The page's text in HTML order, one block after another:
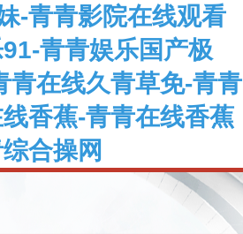
-青青影院在线观看
青青娱乐国产极
青在线久青草免-青青
香蕉-青青在线香蕉
合操网